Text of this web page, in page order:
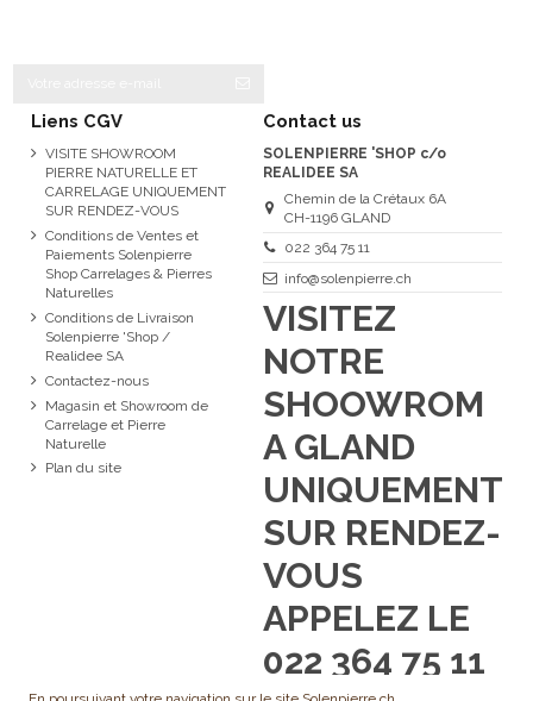
Liens CGV
VISITE SHOWROOM
PIERRE NATURELLE ET
CARRELAGE UNIQUEMENT
SUR RENDEZ-VOUS
Conditions de Ventes et
Paiements Solenpierre
Shop Carrelages & Pierres
Naturelles
Conditions de Livraison
Solenpierre 'Shop /
Realidee SA
Contactez-nous
Magasin et Showroom de
Carrelage et Pierre
Naturelle
Plan du site
Contact us
SOLENPIERRE 'SHOP c/o
REALIDEE SA
Chemin de la Crétaux 6A
CH-1196 GLAND
022 364 75 11
info@solenpierre.ch
VISITEZ
NOTRE
SHOOWROM
A GLAND
UNIQUEMENT
SUR RENDEZ-
VOUS
APPELEZ LE
022 364 75 11